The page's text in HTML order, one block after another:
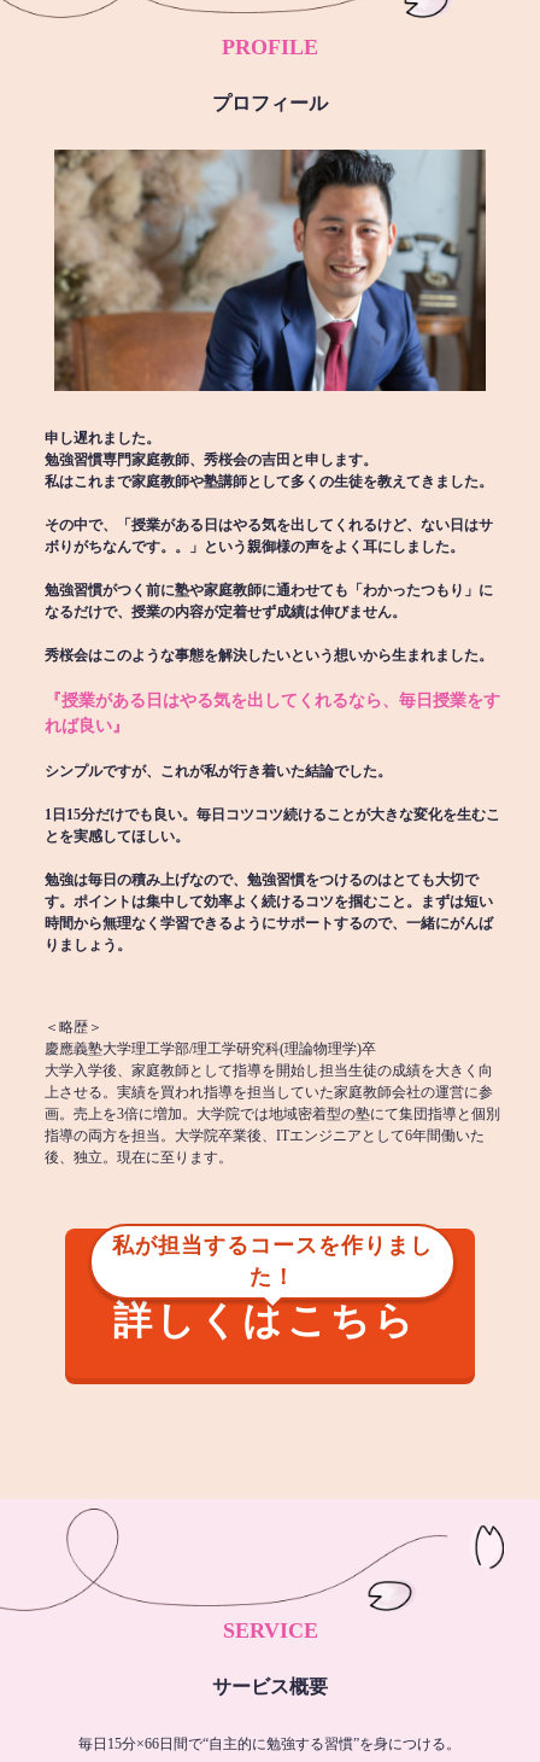
PROFILE
プロフィール
申し遅れました。
勉強習慣専門家庭教師、秀桜会の吉田と申します。
私はこれまで家庭教師や塾講師として多くの生徒を教えてきました。
その中で、「授業がある日はやる気を出してくれるけど、ない日はサ
ボりがちなんです。。」という親御様の声をよく耳にしました。
勉強習慣がつく前に塾や家庭教師に通わせても「わかったつもり」に
なるだけで、授業の内容が定着せず成績は伸びません。
秀桜会はこのような事態を解決したいという想いから生まれました。
『授業がある日はやる気を出してくれるなら、毎日授業をす
れば良い』
シンプルですが、これが私が行き着いた結論でした。
1日15分だけでも良い。毎日コツコツ続けることが大きな変化を生むこ
とを実感してほしい。
勉強は毎日の積み上げなので、勉強習慣をつけるのはとても大切で
す。ポイントは集中して効率よく続けるコツを掴むこと。まずは短い
時間から無理なく学習できるようにサポートするので、一緒にがんば
りましょう。
＜略歴＞
慶應義塾大学理工学部/理工学研究科(理論物理学)卒
大学入学後、家庭教師として指導を開始し担当生徒の成績を大きく向
上させる。実績を買われ指導を担当していた家庭教師会社の運営に参
画。売上を3倍に増加。大学院では地域密着型の塾にて集団指導と個別
指導の両方を担当。大学院卒業後、ITエンジニアとして6年間働いた
後、独立。現在に至ります。
私が担当するコースを作りまし
た！
詳しくはこちら
SERVICE
サービス概要
毎日15分×66日間で“自主的に勉強する習慣”を身につける。